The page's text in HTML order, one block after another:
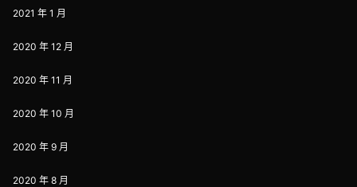
2021 年 1 月
2020 年 12 月
2020 年 11 月
2020 年 10 月
2020 年 9 月
2020 年 8 月